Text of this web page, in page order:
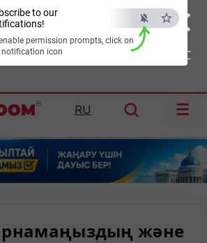
×
ESC
to our
permission prompts, click on
notification icon
Алматы: Шымкент:27°C
RU ☰
және